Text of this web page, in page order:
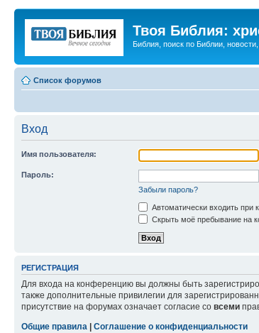
Твоя Библия:
Библия, поиск по Библии,
Список форумов
Вход
Имя пользователя:
Пароль:
Забыли пароль?
Автоматически входить при
Скрыть моё пребывание на
РЕГИСТРАЦИЯ
Для входа на конференцию вы должны быть
также дополнительные привилегии для
присутствие на форумах означает согласие со всеми
Общие правила
Соглашение о конфиденциальности